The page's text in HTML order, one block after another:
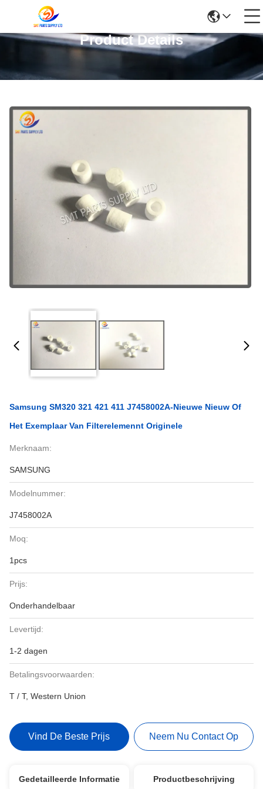
Product Details
Samsung SM320 321 421 411 J7458002A-Nieuwe Nieuw Of
Het Exemplaar Van Filterelemennt Originele
Merknaam:
SAMSUNG
Modelnummer:
J7458002A
Moq:
1pcs
Prijs:
Onderhandelbaar
Levertijd:
1-2 dagen
Betalingsvoorwaarden:
T / T, Western Union
Vind De Beste Prijs Neem Nu Contact Op
Gedetailleerde Informatie Productbeschrijving